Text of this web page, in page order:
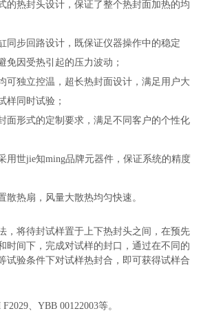
的热封头设计，保证了整个热封面加热的均
同步回路设计，既保证仪器操作中的稳定
免因受热引起的压力波动；
可独立控温，超长热封面设计，满足用户大
样同时试验；
面形式的定制要求，满足不同客户的个性化
用世jie知ming品牌元器件，保证系统的精度
散热扇，风量大散热均匀快速。
，将待封试样置于上下热封头之间，在预先
时间下，完成对试样的封口，通过在不同的
试验条件下对试样热封合，即可获得试样合
、YBB 00122003等。